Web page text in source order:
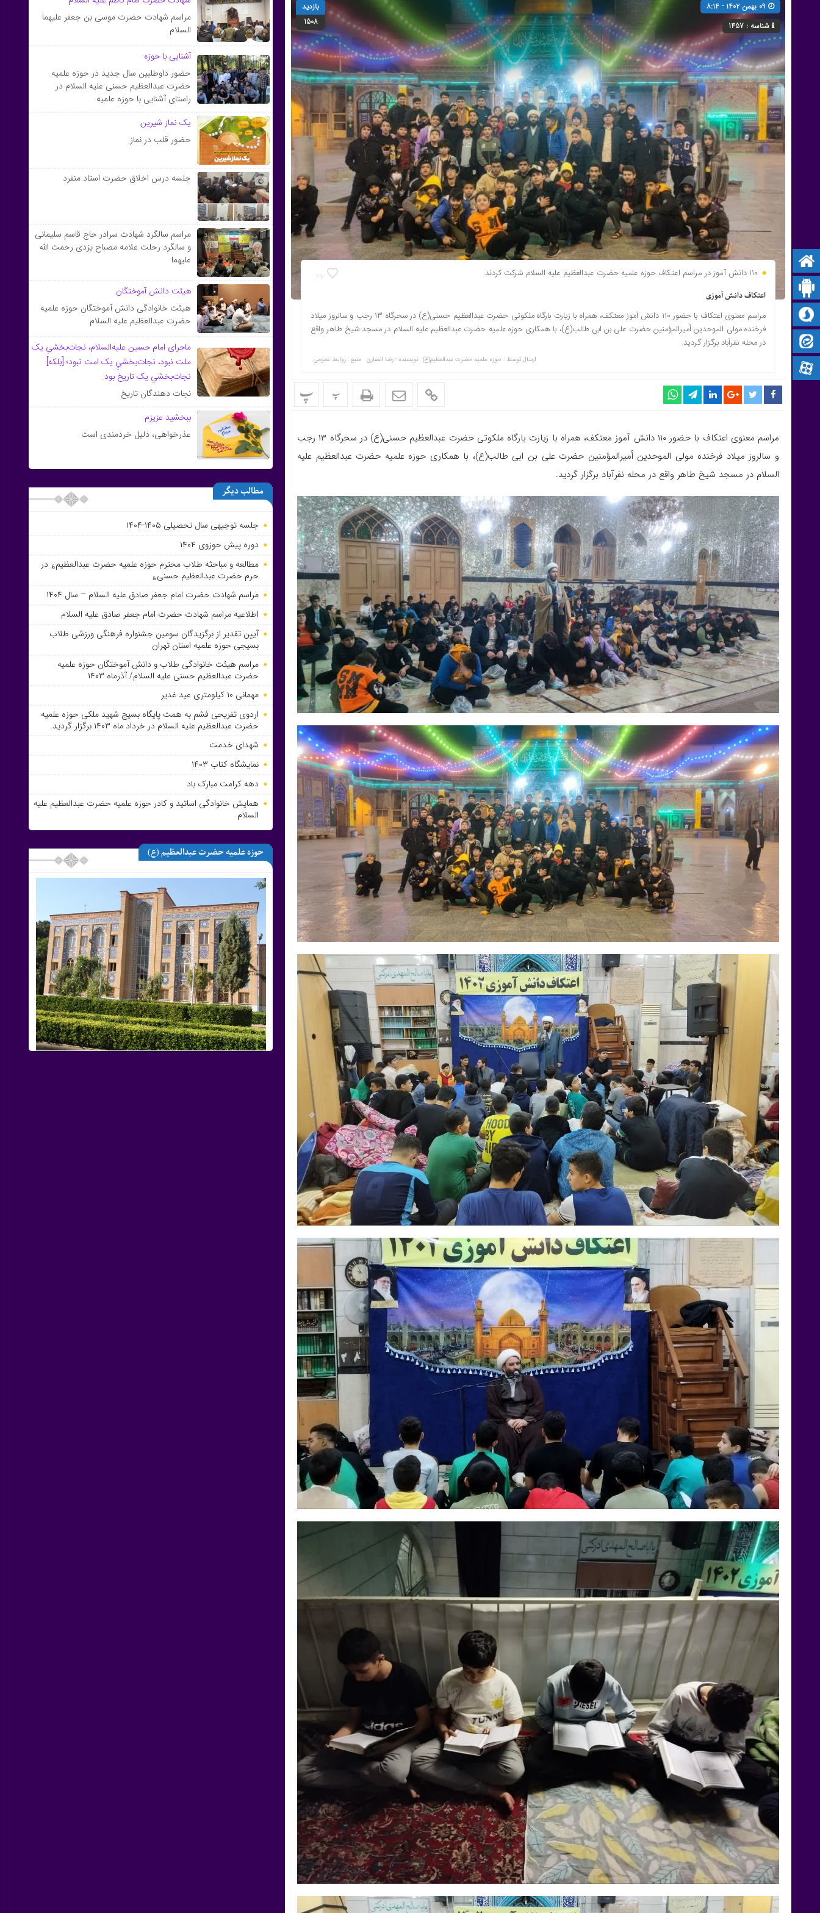
صفحه نخست
پیام‌ رسان بله
شناسه : 1457
بازدید
1508
27 110 دانش آموز در مراسم اعتکاف حوزه علمیه حضرت عبدالعظیم علیه السلام شرکت کردند.
اعتکاف دانش آموزی
مراسم معنوی اعتکاف با حضور ۱۱۰ دانش آموز معتکف، همراه با زیارت بارگاه ملکوتی حضرت عبدالعظیم حسنی(ع) در سحرگاه ۱۳ رجب و سالروز میلاد
فرخنده مولی الموحدین أمیرالمؤمنین حضرت علی بن ابی طالب(ع)، با همکاری حوزه علمیه حضرت عبدالعظیم علیه السلام در مسجد شیخ طاهر واقع
در محله نفرآباد برگزار گردید.
ارسال توسط : حوزه علمیه حضرت عبدالعظیم(ع) نویسنده : رضا انصاری منبع : روابط عمومی
پ پ
مراسم معنوی اعتکاف با حضور ۱۱۰ دانش آموز معتکف، همراه با زیارت بارگاه ملکوتی حضرت عبدالعظیم حسنی(ع) در سحرگاه ۱۳ رجب
و سالروز میلاد فرخنده مولی الموحدین أمیرالمؤمنین حضرت علی بن ابی طالب(ع)، با همکاری حوزه علمیه حضرت عبدالعظیم علیه
السلام در مسجد شیخ طاهر واقع در محله نفرآباد برگزار گردید.
مراسم شهادت حضرت موسی بن جعفر علیهما
السلام
آشنایی با حوزه
حضور داوطلبین سال جدید در حوزه علمیه
حضرت عبدالعظیم حسنی علیه السلام در
راستای آشنایی با حوزه علمیه
یک نماز شیرین
حضور قلب در نماز
جلسه درس اخلاق حضرت استاد منفرد
مراسم سالگرد شهادت سرادر حاج قاسم سلیمانی
و سالگرد رحلت علامه مصباح یزدی رحمت الله
علیهما
هیئت دانش آموختگان
هیئت خانوادگی دانش آموختگان حوزه علمیه
حضرت عبدالعظیم علیه السلام
ماجرای امام حسین علیه‌السلام، نجات‌بخشیِ یک
ملت نبود، نجات‌بخشىِِ یک امت نبود؛ [بلکه]
نجات‌بخشیِ یک تاریخ بود.
نجات دهندگان تاریخ
ببخشید عزیزم
عذرخواهى، دلیل خردمندى است
مطالب دیگر
جلسه توجیهی سال تحصیلی ۱۴۰۵-۱۴۰۴
دوره پیش حوزوی ۱۴۰۴
مطالعه و مباحثه طلاب محترم حوزه علمیه حضرت عبدالعظیم؏ در
حرم حضرت عبدالعظیم حسنی؏
مراسم شهادت حضرت امام جعفر صادق علیه السلام – سال ۱۴۰۴
اطلاعیه مراسم شهادت حضرت امام جعفر صادق علیه السلام
آیین تقدیر از برگزیدگان سومین جشنواره فرهنگی ورزشی طلاب
بسیجی حوزه علمیه استان تهران
مراسم هیئت خانوادگی طلاب و دانش آموختگان حوزه علمیه
حضرت عبدالعظیم حسنی علیه السلام/ آذرماه ۱۴۰۳
مهمانی ۱۰ کیلومتری عید غدیر
اردوی تفریحی فشم به همت پایگاه بسیج شهید ملکی حوزه علمیه
حضرت عبدالعظیم علیه السلام در خرداد ماه ۱۴۰۳ برگزار گردید.
شهدای خدمت
نمایشگاه کتاب ۱۴۰۳
دهه کرامت مبارک باد
همایش خانوادگی اساتید و کادر حوزه علمیه حضرت عبدالعظیم علیه
السلام
حوزه علمیه حضرت عبدالعظیم (ع)